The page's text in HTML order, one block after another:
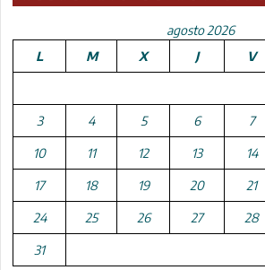
agosto 2026
L
M X J V
3 4 5 6 7
10 11 12 13 14
17 18 19 20 21
24 25 26 27 28
31